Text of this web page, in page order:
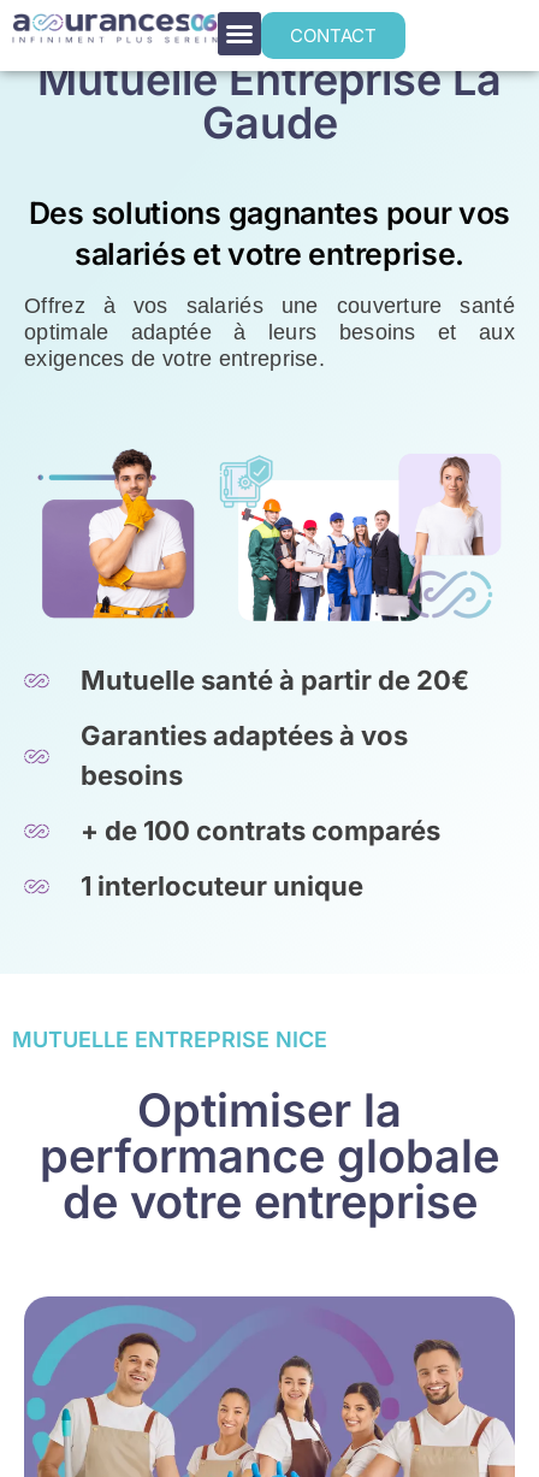
CONTACT
Mutuelle Entreprise La
Gaude
Des solutions gagnantes pour vos
salariés et votre entreprise.
Offrez à vos salariés une couverture santé
optimale adaptée à leurs besoins et aux
exigences de votre entreprise.
Mutuelle santé à partir de 20€
Garanties adaptées à vos
besoins
+ de 100 contrats comparés
1 interlocuteur unique
MUTUELLE ENTREPRISE NICE
Optimiser la
performance globale
de votre entreprise